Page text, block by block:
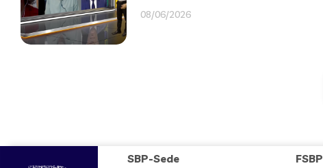
08/06/2026
SBP-Sede FSBP